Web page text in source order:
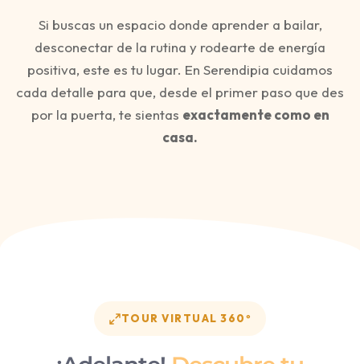
Si buscas un espacio donde aprender a bailar,
desconectar de la rutina y rodearte de energía
positiva, este es tu lugar. En Serendipia cuidamos
cada detalle para que, desde el primer paso que des
por la puerta, te sientas exactamente como en
casa.
TOUR VIRTUAL 360º